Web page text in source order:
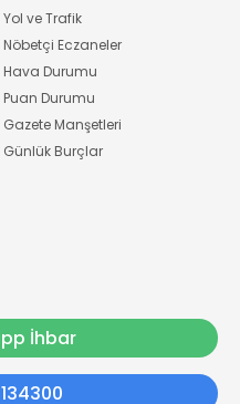
Yol ve Trafik
Nöbetçi Eczaneler
Hava Durumu
Puan Durumu
Gazete Manşetleri
Günlük Burçlar
İhbar